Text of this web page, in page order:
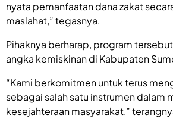
nyata pemanfaatan dana zakat
maslahat,” tegasnya.
Pihaknya berharap, program
angka kemiskinan di Kabupaten
“Kami berkomitmen untuk terus
sebagai salah satu instrumen dalam
kesejahteraan masyarakat,”